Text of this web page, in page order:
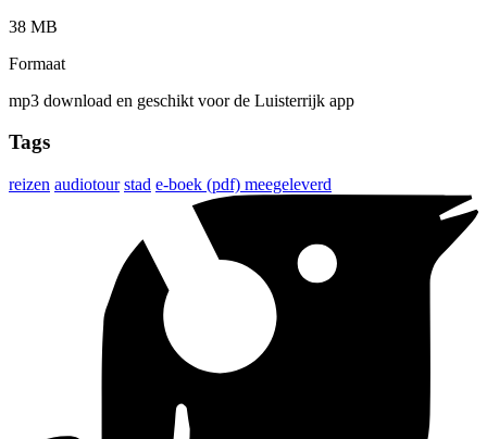
38 MB
Formaat
mp3 download en geschikt voor de Luisterrijk app
Tags
reizen audiotour stad e-boek (pdf) meegeleverd